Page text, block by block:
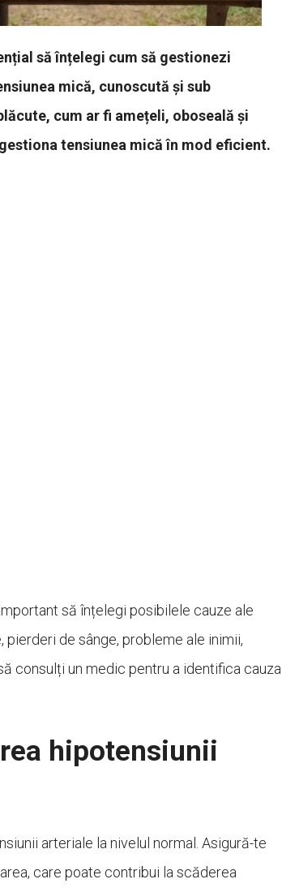
să înțelegi cum să gestionezi
mică, cunoscută și sub
cum ar fi amețeli, oboseală și
tensiunea mică în mod eficient.
să înțelegi posibilele cauze ale
de sânge, probleme ale inimii,
consulți un medic pentru a identifica cauza
hipotensiunii
arteriale la nivelul normal. Asigură-te
care poate contribui la scăderea